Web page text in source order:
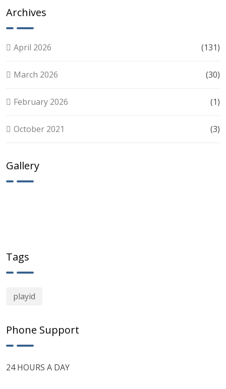
Archives
April 2026 (131)
March 2026 (30)
February 2026 (1)
October 2021 (3)
Gallery
Tags
playid
Phone Support
24 HOURS A DAY